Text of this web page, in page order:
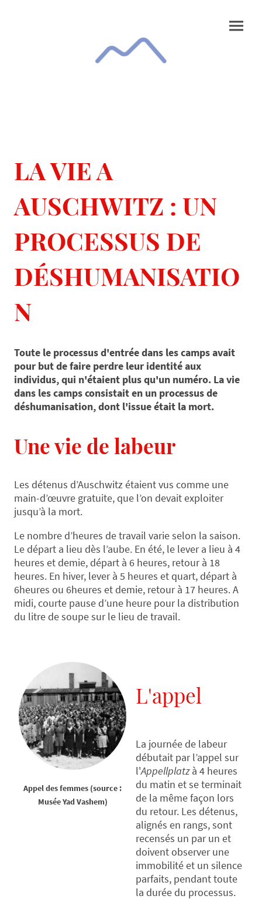
LA VIE A
AUSCHWITZ : UN
PROCESSUS DE
DÉSHUMANISATIO
N
Toute le processus d'entrée dans les camps avait
pour but de faire perdre leur identité aux
individus, qui n'étaient plus qu'un numéro. La vie
dans les camps consistait en un processus de
déshumanisation, dont l'issue était la mort.
Une vie de labeur
Les détenus d’Auschwitz étaient vus comme une
main-d’œuvre gratuite, que l’on devait exploiter
jusqu’à la mort.
Le nombre d’heures de travail varie selon la saison.
Le départ a lieu dès l’aube. En été, le lever a lieu à 4
heures et demie, départ à 6 heures, retour à 18
heures. En hiver, lever à 5 heures et quart, départ à
6heures ou 6heures et demie, retour à 17 heures. A
midi, courte pause d’une heure pour la distribution
du litre de soupe sur le lieu de travail.
Appel des femmes (source :
Musée Yad Vashem)
L'appel
La journée de labeur
débutait par l’appel sur
l'Appellplatzà 4 heures
du matin et se terminait
de la même façon lors
du retour. Les détenus,
alignés en rangs, sont
recensés un par un et
doivent observer une
immobilité et un silence
parfaits, pendant toute
la durée du processus.